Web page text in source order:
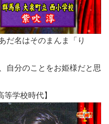
だ名はそのまんま「り
自分のことをお姫様だと思
学校時代】